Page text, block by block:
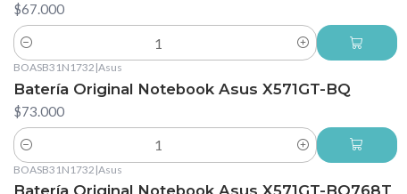
$67.000
Cantidad
BOASB31N1732 |Asus
Batería Original Notebook Asus X571GT-BQ
$73.000
Cantidad
BOASB31N1732 |Asus